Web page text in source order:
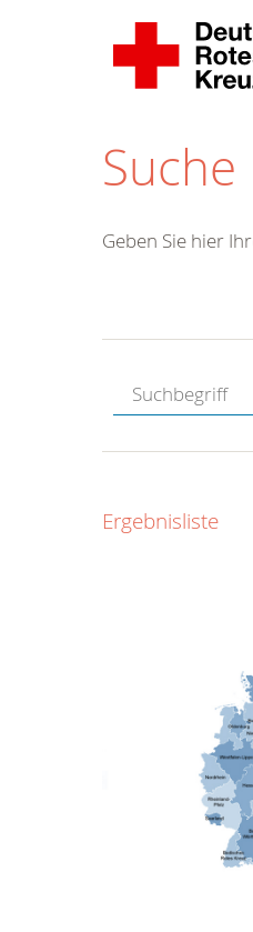
Suche
Geben Sie hier
Ergebnisliste